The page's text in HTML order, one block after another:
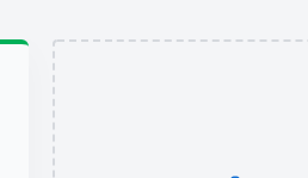
(Toronto
Free label. De